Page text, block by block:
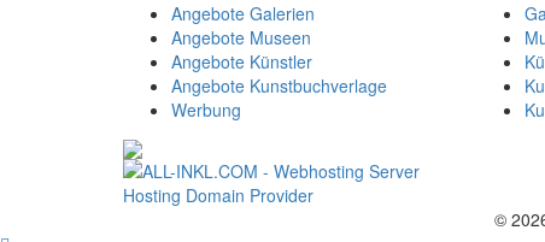
Angebote Galerien
Angebote Museen
Angebote Künstler
Angebote Kunstbuchverlage
Werbung
©